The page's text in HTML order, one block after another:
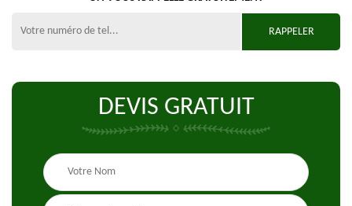
DEVIS GRATUIT